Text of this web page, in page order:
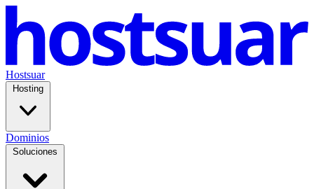
Hostsuar
Hosting
Dominios
Soluciones